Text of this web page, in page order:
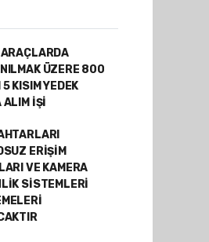
ARAÇLARDA
ÜZERE 800
5 KISIM YEDEK
ALIM İŞİ
ERİŞİM
VE KAMERA
SİSTEMLERİ